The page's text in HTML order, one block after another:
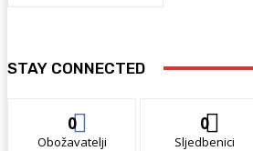
STAY CONNECTED
0
Obožavatelji
0
Sljedbenici